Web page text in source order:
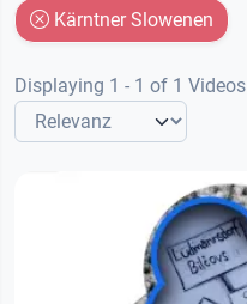
Kärntner Slowenen
Displaying 1 - 1 of 1 Videos